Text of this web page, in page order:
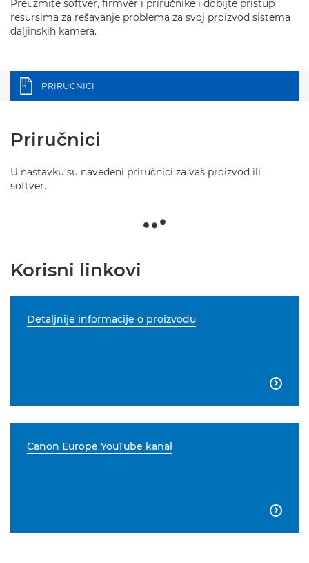
Preuzmite softver, firmver i priručnike i dobijte pristup
resursima za rešavanje problema za svoj proizvod sistema
daljinskih kamera.
PRIRUČNICI +
Priručnici
U nastavku su navedeni priručnici za vaš proizvod ili
softver.
Korisni linkovi
Detaljnije informacije o proizvodu

Canon Europe YouTube kanal
